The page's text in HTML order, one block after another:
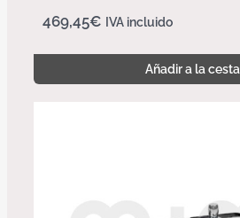
469,45€ IVA incluido
Añadir a la cesta